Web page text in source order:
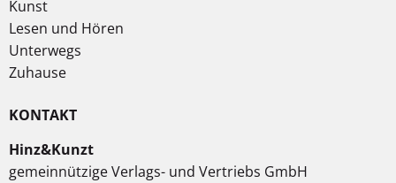
Kunst
Lesen und Hören
Unterwegs
Zuhause
KONTAKT
Hinz&Kunzt
gemeinnützige Verlags- und Vertriebs GmbH